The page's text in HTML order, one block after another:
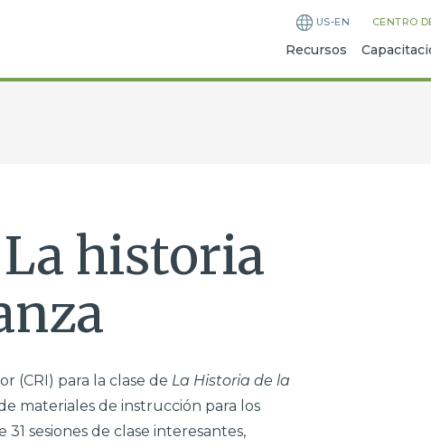
CENTRO
US-EN
Recursos
La historia
(CRI) para la clase de La Historia de la
materiales de instrucción para los
sesiones de clase interesantes,